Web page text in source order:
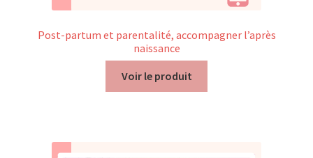
Renouvellement
Post-partum et parentalité, accompagner l’après
naissance
Voir le produit